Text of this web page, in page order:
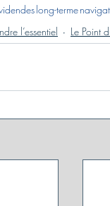
long-terme
l’essentiel
Le Point